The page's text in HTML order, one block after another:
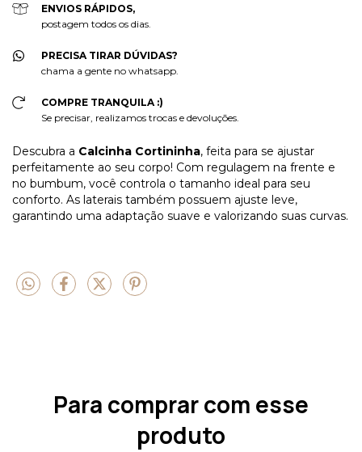
ENVIOS RÁPIDOS,
postagem todos os dias.
PRECISA TIRAR DÚVIDAS?
chama a gente no whatsapp.
COMPRE TRANQUILA :)
Se precisar, realizamos trocas e devoluções.
Descubra a Calcinha Cortininha, feita para se ajustar
perfeitamente ao seu corpo! Com regulagem na frente e
no bumbum, você controla o tamanho ideal para seu
conforto. As laterais também possuem ajuste leve,
garantindo uma adaptação suave e valorizando suas curvas.
Para comprar com esse
produto